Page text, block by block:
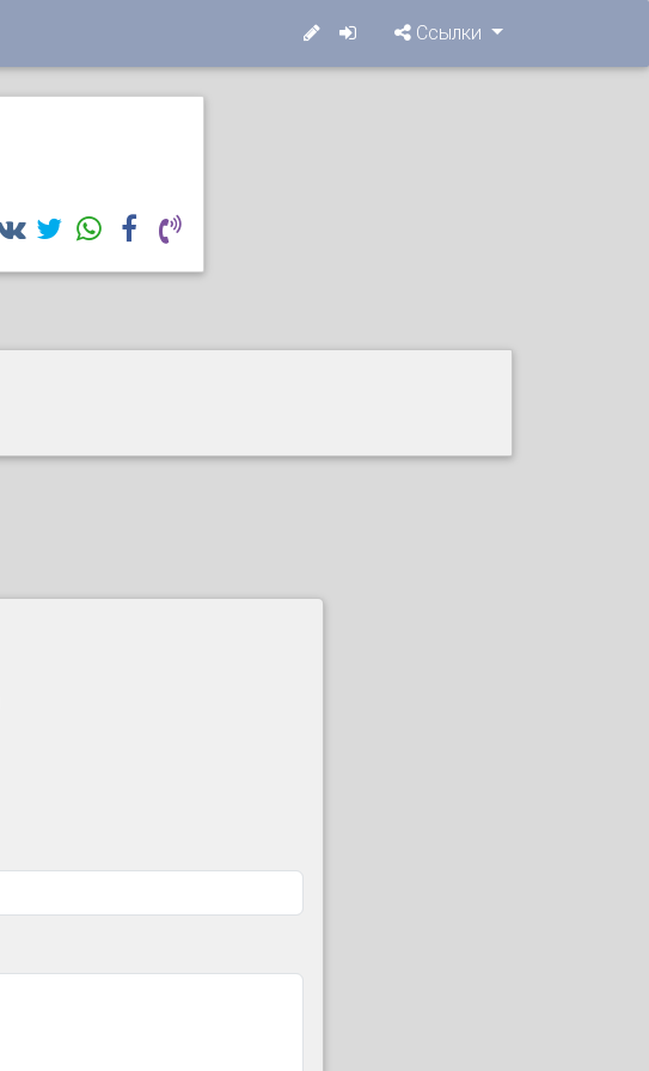
Ссылки